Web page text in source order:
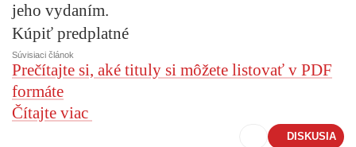
jeho vydaním.
Kúpiť predplatné
Súvisiaci článok
Prečítajte si, aké tituly si môžete listovať v PDF
formáte
Čítajte viac
DISKUSIA